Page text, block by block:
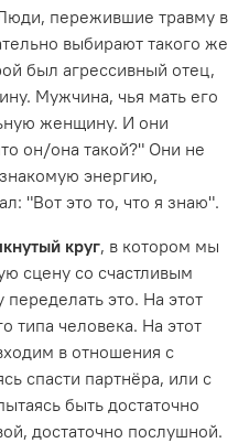
пережившие травму в
выбирают такого же
был агрессивный отец,
Мужчина, чья мать его
женщину. И они
он/она такой?" Они не
энергию,
"Вот это то, что я знаю".
круг, в котором мы
сцену со счастливым
это. На этот
типа человека. На этот
в отношения с
спасти партнёра, или с
быть достаточно
достаточно послушной.